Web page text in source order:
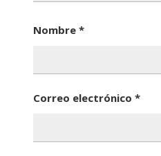
Nombre *
Correo electrónico *